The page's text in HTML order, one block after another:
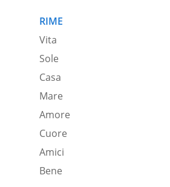
RIME
Vita
Sole
Casa
Mare
Amore
Cuore
Amici
Bene